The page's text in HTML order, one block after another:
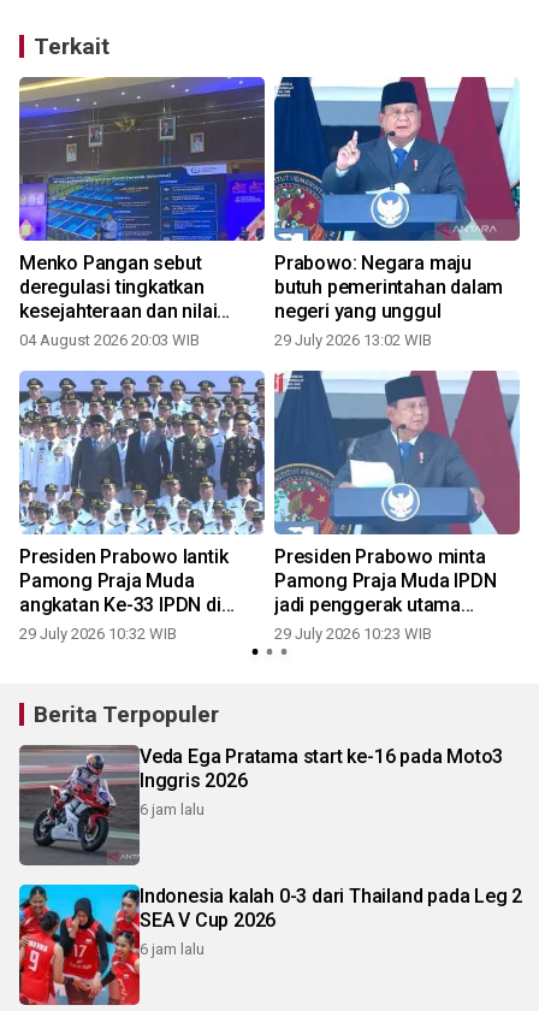
Terkait
Menko Pangan sebut
deregulasi tingkatkan
kesejahteraan dan nilai
tukar petani
04 August 2026 20:03 WIB
Prabowo: Negara maju
butuh pemerintahan dalam
negeri yang unggul
29 July 2026 13:02 WIB
Presiden Prabowo lantik
Pamong Praja Muda
angkatan Ke-33 IPDN di
Jatinangor
29 July 2026 10:32 WIB
Presiden Prabowo minta
Pamong Praja Muda IPDN
jadi penggerak utama
birokrasi
29 July 2026 10:23 WIB
Berita Terpopuler
Veda Ega Pratama start ke-16 pada Moto3
Inggris 2026
6 jam lalu
Indonesia kalah 0-3 dari Thailand pada Leg 2
SEA V Cup 2026
6 jam lalu